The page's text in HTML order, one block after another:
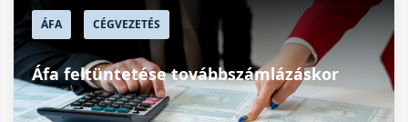
ÁFA CÉGVEZETÉS
Áfa feltüntetése továbbszámlázáskor